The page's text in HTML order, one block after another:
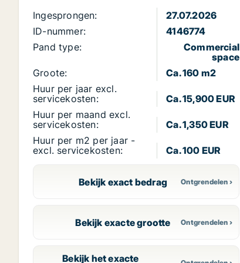
Ingesprongen:
27.07.2026
ID-nummer:
4146774
Pand type:
Commercial
space
Groote:
Ca. 160 m2
Huur per jaar excl.
servicekosten:
Ca. 15,900 EUR
Huur per maand excl.
servicekosten:
Ca. 1,350 EUR
Huur per m2 per jaar -
excl. servicekosten:
Ca. 100 EUR
Bekijk exact bedrag
Bekijk exacte grootte
Bekijk het exacte